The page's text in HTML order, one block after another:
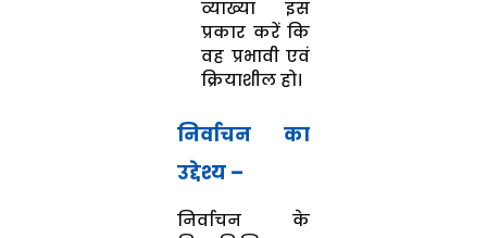
व्याख्या इस
प्रकार करें कि
वह प्रभावी एवं
क्रियाशील हो।
निर्वाचन का
उद्देश्य –
निर्वाचन के